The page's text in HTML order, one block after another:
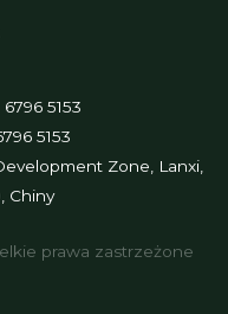
5153
5153
Zone, Lanxi,
Chiny
prawa zastrzeżone